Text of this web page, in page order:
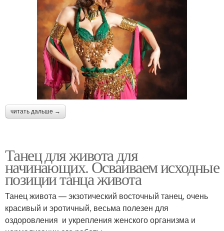
читать дальше →
Танец для живота для
начинающих. Осваиваем исходные
позиции танца живота
Танец живота — экзотический восточный танец, очень
красивый и эротичный, весьма полезен для
оздоровления и укрепления женского организма и